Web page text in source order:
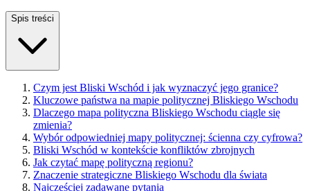
Spis treści
Czym jest Bliski Wschód i jak wyznaczyć jego granice?
Kluczowe państwa na mapie politycznej Bliskiego Wschodu
Dlaczego mapa polityczna Bliskiego Wschodu ciągle się
zmienia?
Wybór odpowiedniej mapy politycznej: ścienna czy cyfrowa?
Bliski Wschód w kontekście konfliktów zbrojnych
Jak czytać mapę polityczną regionu?
Znaczenie strategiczne Bliskiego Wschodu dla świata
Najczęściej zadawane pytania